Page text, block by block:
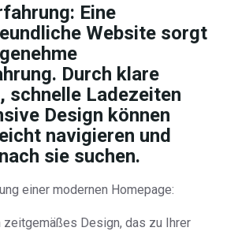
Eine
Website sorgt
Durch klare
schnelle Ladezeiten
Design können
navigieren und
sie suchen.
einer modernen Homepage:
zeitgemäßes Design, das zu Ihrer